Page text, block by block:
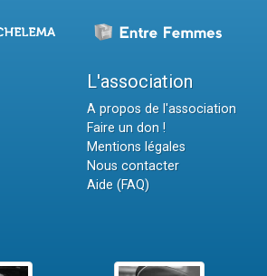
L'association
A propos de l'association
Faire un don !
Mentions légales
Nous contacter
Aide (FAQ)